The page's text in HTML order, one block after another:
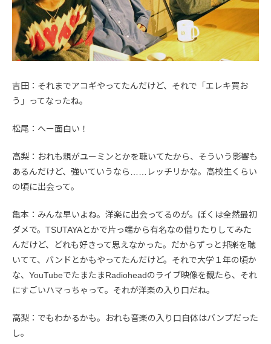
吉田：それまでアコギやってたんだけど、それで「エレキ買お
う」ってなったね。
松尾：へー面白い！
高梨：おれも親がユーミンとかを聴いてたから、そういう影響も
あるんだけど、強いていうなら……レッチリかな。高校生くらい
の頃に出会って。
亀本：みんな早いよね。洋楽に出会ってるのが。ぼくは全然最初
ダメで。TSUTAYAとかで片っ端から有名なの借りたりしてみた
んだけど、どれも好きって思えなかった。だからずっと邦楽を聴
いてて、バンドとかもやってたんだけど。それで大学１年の頃か
な、YouTubeでたまたまRadioheadのライブ映像を観たら、それ
にすごいハマっちゃって。それが洋楽の入り口だね。
高梨：でもわかるかも。おれも音楽の入り口自体はバンプだった
し。